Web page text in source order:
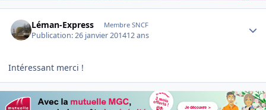
Léman-Express Membre SNCF
Publication:26 janvier 201412 ans
Intéressant merci !